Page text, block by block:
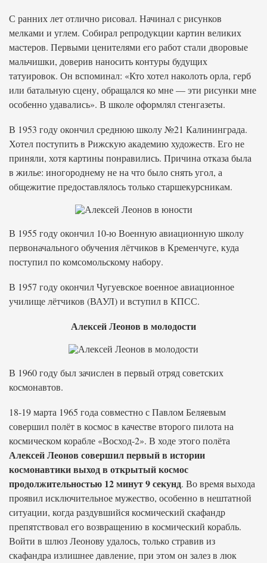
С ранних лет отлично рисовал. Начинал с рисунков
мелками и углем. Собирал репродукции картин великих
мастеров. Первыми ценителями его работ стали дворовые
мальчишки, доверив наносить контуры будущих
татуировок. Он вспоминал: «Кто хотел наколоть орла, герб
или батальную сцену, обращался ко мне — эти рисунки мне
особенно удавались». В школе оформлял стенгазеты.
В 1953 году окончил среднюю школу №21 Калининграда.
Хотел поступить в Рижскую академию художеств. Его не
приняли, хотя картины понравились. Причина отказа была
в жилье: иногороднему не на что было снять угол, а
общежитие предоставлялось только старшекурсникам.
В 1955 году окончил 10-ю Военную авиационную школу
первоначального обучения лётчиков в Кременчуге, куда
поступил по комсомольскому набору.
В 1957 году окончил Чугуевское военное авиационное
училище лётчиков (ВАУЛ) и вступил в КПСС.
Алексей Леонов в молодости
В 1960 году был зачислен в первый отряд советских
космонавтов.
18-19 марта 1965 года совместно с Павлом Беляевым
совершил полёт в космос в качестве второго пилота на
космическом корабле «Восход-2». В ходе этого полёта
Алексей Леонов совершил первый в истории
космонавтики выход в открытый космос
продолжительностью 12 минут 9 секунд. Во время выхода
проявил исключительное мужество, особенно в нештатной
ситуации, когда раздувшийся космический скафандр
препятствовал его возвращению в космический корабль.
Войти в шлюз Леонову удалось, только стравив из
скафандра излишнее давление, при этом он залез в люк